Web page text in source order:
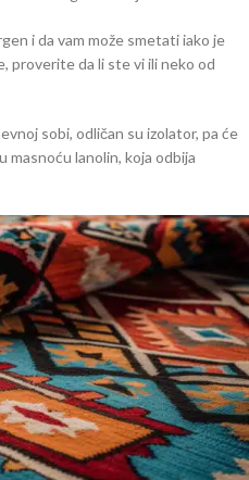
i da vam može smetati iako je
proverite da li ste vi ili neko od
sobi, odličan su izolator, pa će
masnoću lanolin, koja odbija